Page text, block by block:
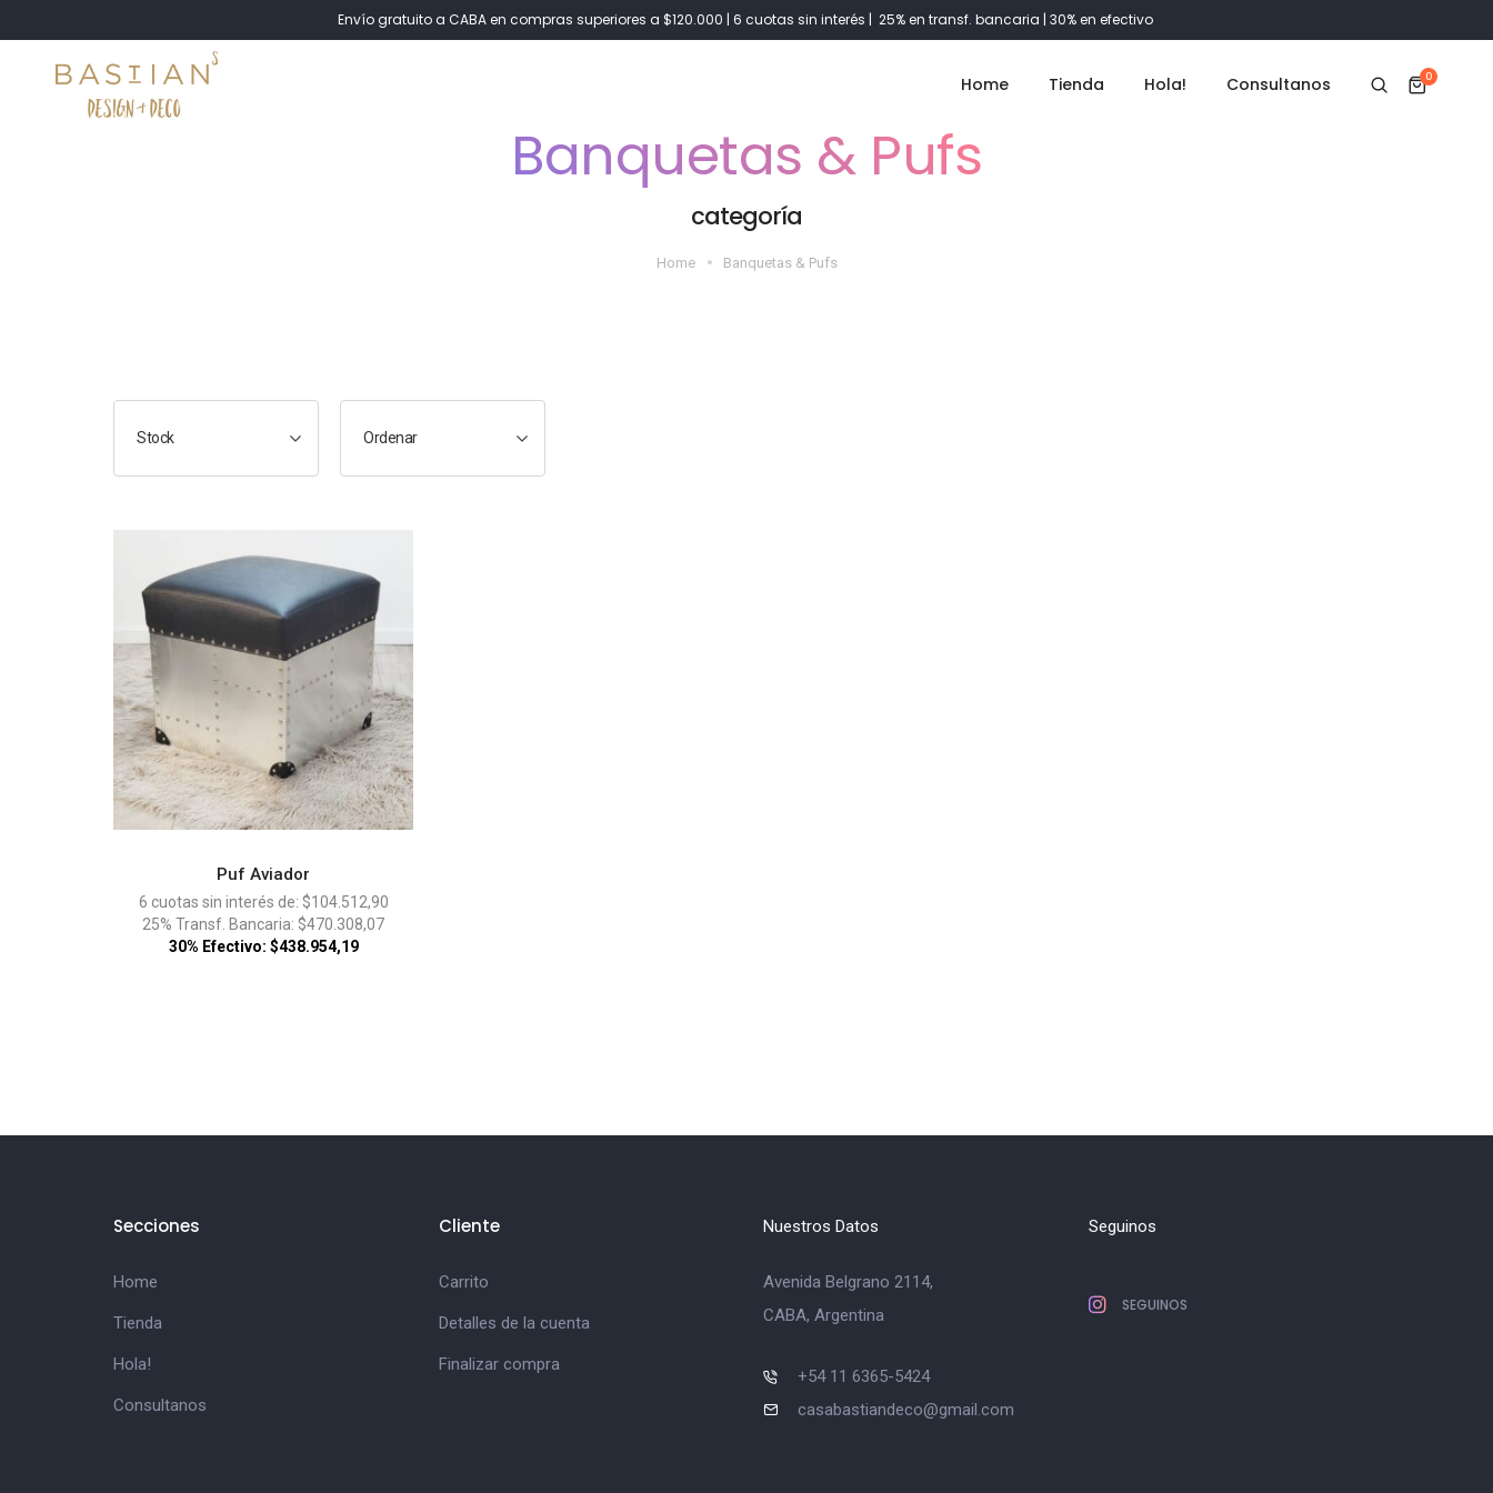
Envío gratuito a CABA en compras superiores a $120.000 | 6 cuotas sin interés | 25% en transf. bancaria | 30% en efectivo
Home Tienda Hola! Consultanos 0
Banquetas & Pufs
categoría
Home Banquetas & Pufs
Stock Ordenar
ADD TO CART
Puf Aviador
6 cuotas sin interés de: $104.512,90
25% Transf. Bancaria: $470.308,07
30% Efectivo: $438.954,19
Secciones
Home
Tienda
Hola!
Consultanos
Cliente
Carrito
Detalles de la cuenta
Finalizar compra
Nuestros Datos
Avenida Belgrano 2114,
CABA, Argentina
+54 11 6365-5424
casabastiandeco@gmail.com
Seguinos
SEGUINOS